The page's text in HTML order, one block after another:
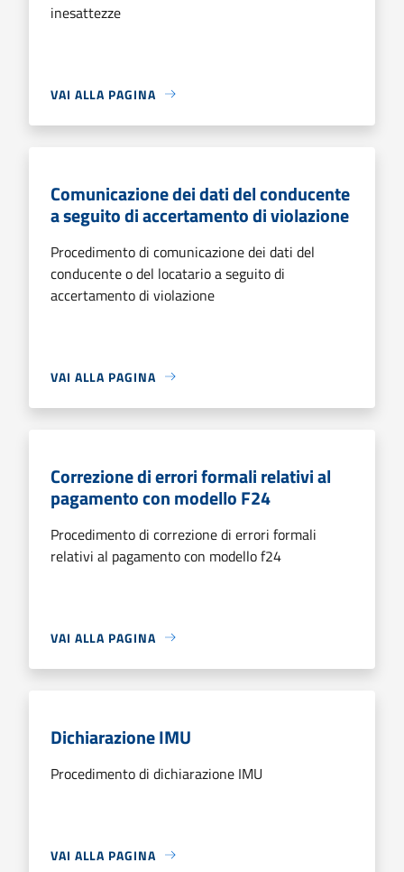
inesattezze
VAI ALLA PAGINA
Comunicazione dei dati del conducente
a seguito di accertamento di violazione
Procedimento di comunicazione dei dati del
conducente o del locatario a seguito di
accertamento di violazione
VAI ALLA PAGINA
Correzione di errori formali relativi al
pagamento con modello F24
Procedimento di correzione di errori formali
relativi al pagamento con modello f24
VAI ALLA PAGINA
Dichiarazione IMU
Procedimento di dichiarazione IMU
VAI ALLA PAGINA